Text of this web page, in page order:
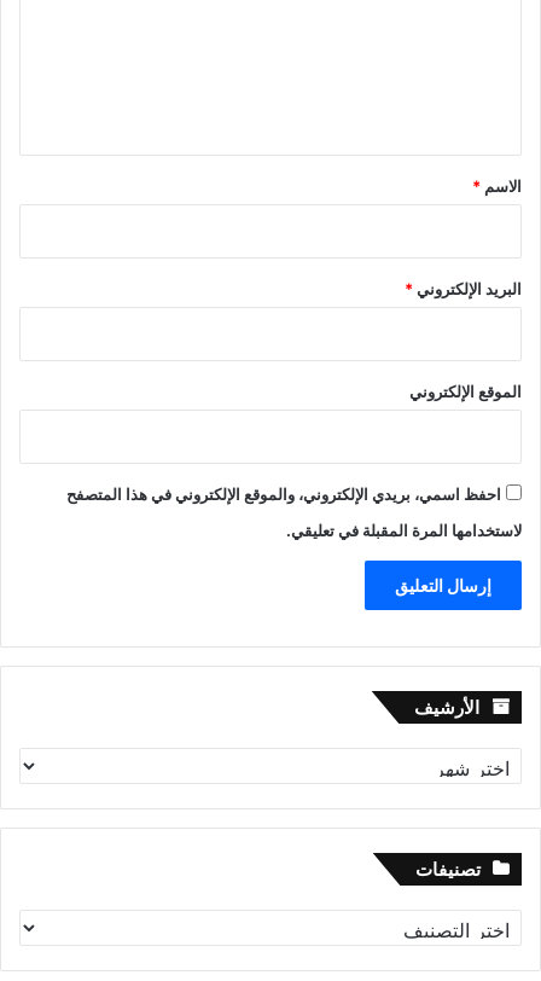
*
الاسم *
البريد الإلكتروني*
الموقع الإلكتروني
احفظ اسمي، بريدي الإلكتروني، والموقع الإلكتروني في هذا المتصفح
لاستخدامها المرة المقبلة في تعليقي.
الأرشيف الأرشيف
تصنيفات
تصنيفات